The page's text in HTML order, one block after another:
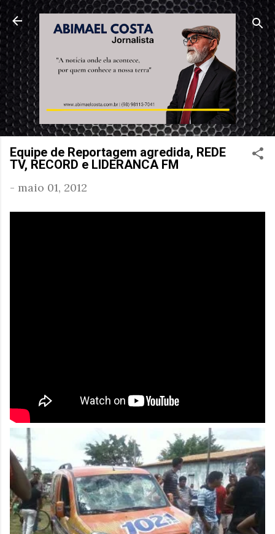
Pular para o conteúdo principal
Equipe de Reportagem agredida, REDE
TV, RECORD e LIDERANCA FM
- maio 01, 2012